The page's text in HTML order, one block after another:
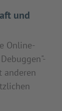
und
Online-
anderen